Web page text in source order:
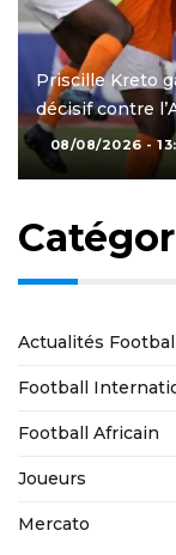
Priscille Kreto
décisif contre
08/08/2026 -
Actualités Football
Football
Football Africain
Joueurs
Mercato